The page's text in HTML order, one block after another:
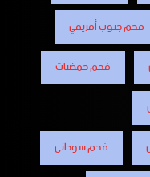
فحم جنوب أفريقي
فحم حمضيات
فحم سوداني